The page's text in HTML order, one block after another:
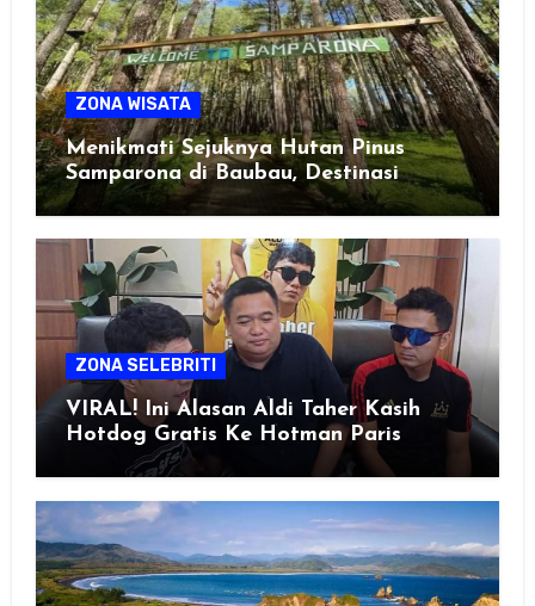
ZONA WISATA
Menikmati Sejuknya Hutan Pinus
Samparona di Baubau, Destinasi
Healing Favorit!
ZONA SELEBRITI
VIRAL! Ini Alasan Aldi Taher Kasih
Hotdog Gratis Ke Hotman Paris